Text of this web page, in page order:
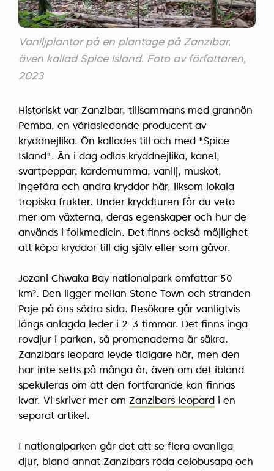
Vaniljplantor på en plantage på Zanzibar,
även kallad Spice Island. Foto av författaren,
2023
Historiskt var Zanzibar, tillsammans med grannön
Pemba, en världsledande producent av
kryddnejlika. Ön kallades till och med "Spice
Island". Än i dag odlas kryddnejlika, kanel,
svartpeppar, kardemumma, vanilj, muskot,
ingefära och andra kryddor här, liksom lokala
tropiska frukter. Under kryddturen får du veta
mer om växterna, deras egenskaper och hur de
används i folkmedicin. Det finns också möjlighet
att köpa kryddor till dig själv eller som gåvor.
Jozani Chwaka Bay nationalpark omfattar 50
km². Den ligger mellan Stone Town och stranden
Paje på öns södra sida. Besökare går vanligtvis
längs anlagda leder i 2–3 timmar. Det finns inga
rovdjur i parken, så promenaderna är säkra.
Zanzibars leopard levde tidigare här, men den
har inte setts på många år, även om det ibland
spekuleras om att den fortfarande kan finnas
kvar. Vi skriver mer om Zanzibars leopard i en
separat artikel.
I nationalparken går det att se flera ovanliga
djur, bland annat Zanzibars röda colobusapa och